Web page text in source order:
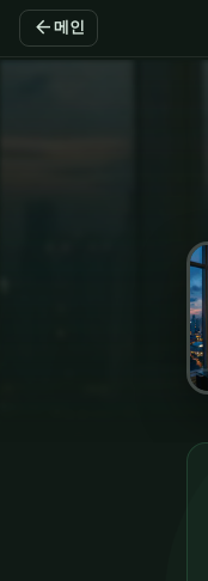
arrow_back 메인